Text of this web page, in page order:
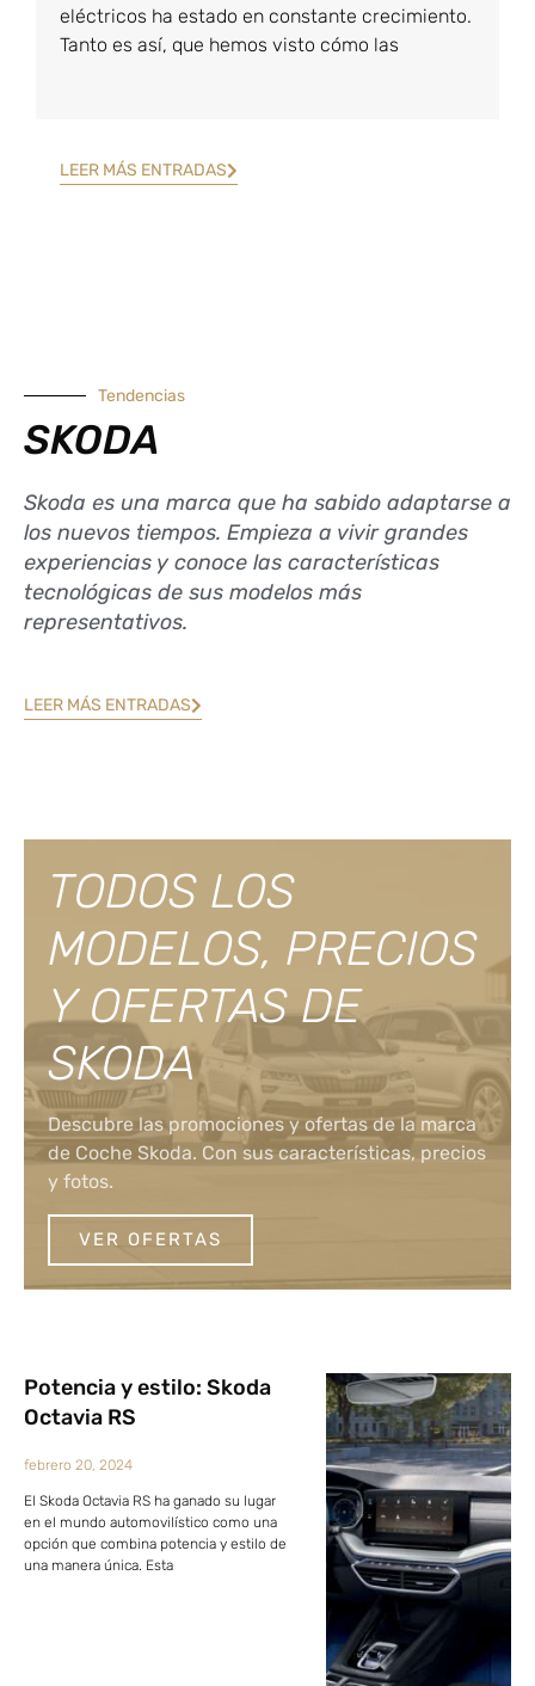
eléctricos ha estado en constante crecimiento.
Tanto es así, que hemos visto cómo las
LEER MÁS ENTRADAS
Tendencias
SKODA
Skoda es una marca que ha sabido adaptarse a
los nuevos tiempos. Empieza a vivir grandes
experiencias y conoce las características
tecnológicas de sus modelos más
representativos.
LEER MÁS ENTRADAS
TODOS LOS
MODELOS, PRECIOS
Y OFERTAS DE
SKODA
Descubre las promociones y ofertas de la marca
de Coche Skoda. Con sus características, precios
y fotos.
VER OFERTAS
Potencia y estilo: Skoda
Octavia RS
febrero 20, 2024
El Skoda Octavia RS ha ganado su lugar
en el mundo automovilístico como una
opción que combina potencia y estilo de
una manera única. Esta